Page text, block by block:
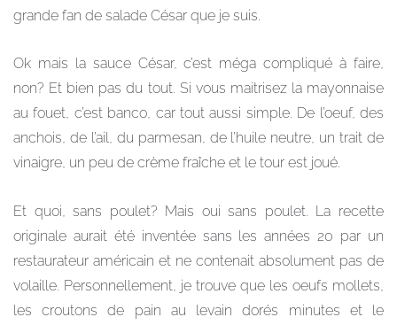
grande fan de salade César que je suis.
Ok mais la sauce César, c’est méga compliqué à faire,
non? Et bien pas du tout. Si vous maitrisez la mayonnaise
au fouet, c’est banco, car tout aussi simple. De l’oeuf, des
anchois, de l’ail, du parmesan, de l’huile neutre, un trait de
vinaigre, un peu de crème fraîche et le tour est joué.
Et quoi, sans poulet? Mais oui sans poulet. La recette
originale aurait été inventée sans les années 20 par un
restaurateur américain et ne contenait absolument pas de
volaille. Personnellement, je trouve que les oeufs mollets,
les croutons de pain au levain dorés minutes et le